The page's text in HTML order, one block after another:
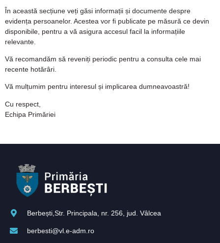
În această secțiune veți găsi informații și documente despre
evidența persoanelor. Acestea vor fi publicate pe măsură ce devin
disponibile, pentru a vă asigura accesul facil la informațiile
relevante.
Vă recomandăm să reveniți periodic pentru a consulta cele mai
recente hotărâri.
Vă mulțumim pentru interesul și implicarea dumneavoastră!
Cu respect,
Echipa Primăriei
Berbești,Str. Principala, nr. 256, jud. Vâlcea
berbesti@vl.e-adm.ro